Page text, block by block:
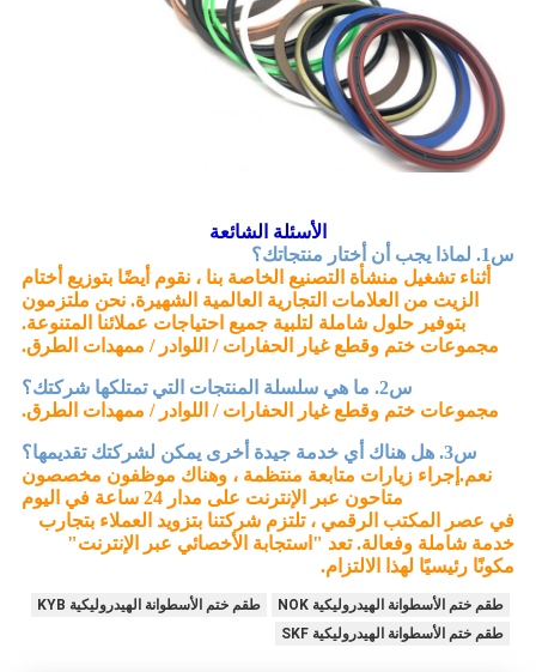
الأسئلة الشائعة
س1. لماذا يجب أن أختار منتجاتك؟
أثناء تشغيل منشأة التصنيع الخاصة بنا ، نقوم أيضًا بتوزيع أختام
الزيت من العلامات التجارية العالمية الشهيرة. نحن ملتزمون
بتوفير حلول شاملة لتلبية جميع احتياجات عملائنا المتنوعة.
مجموعات ختم وقطع غيار الحفارات / اللوادر / ممهدات الطرق.
س2. ما هي سلسلة المنتجات التي تمتلكها شركتك؟
مجموعات ختم وقطع غيار الحفارات / اللوادر / ممهدات الطرق.
س3. هل هناك أي خدمة جيدة أخرى يمكن لشركتك تقديمها؟
نعم. إجراء زيارات متابعة منتظمة ، وهناك موظفون مخصصون
متاحون عبر الإنترنت على مدار 24 ساعة في اليوم
في عصر المكتب الرقمي ، تلتزم شركتنا بتزويد العملاء بتجارب
خدمة شاملة وفعالة. تعد "استجابة الأخصائي عبر الإنترنت"
مكونًا رئيسيًا لهذا الالتزام.
طقم ختم الأسطوانة الهيدروليكية NOK
طقم ختم الأسطوانة الهيدروليكية KYB
طقم ختم الأسطوانة الهيدروليكية SKF